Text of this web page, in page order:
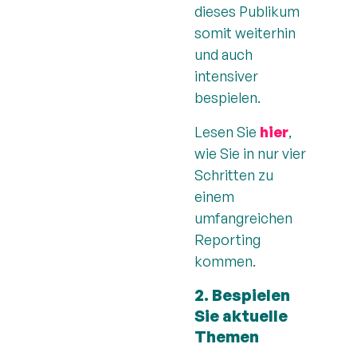
dieses Publikum
somit weiterhin
und auch
intensiver
bespielen.
Lesen Sie hier,
wie Sie in nur vier
Schritten zu
einem
umfangreichen
Reporting
kommen.
2. Bespielen
Sie aktuelle
Themen